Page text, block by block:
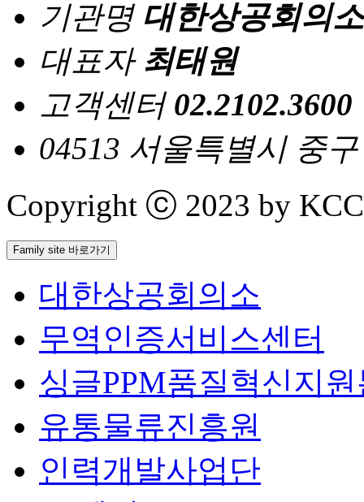
기관명 대한상공회의소
대표자 최태원
고객센터 02.2102.3600
04513 서울특별시 중
Copyright ⓒ 2023 by
Family site 바로가기
대한상공회의소
무역인증서비스센터
싱글PPM품질혁신지
유통물류진흥원
인력개발사업단